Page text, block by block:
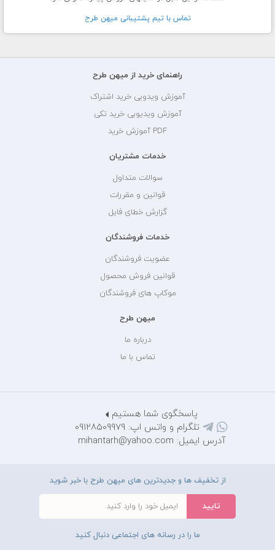
تماس با تيم پشتيبانی ميهن طرح
راهنمای خرید از میهن طرح
آموزش ویدویی خرید اشتراک
آموزش ویدیویی خرید تکی
PDF آموزش خرید
خدمات مشتریان
سوالات متداول
قوانین و مقررات
گزارش خطای فایل
خدمات فروشندگان
عضویت فروشندگان
قوانین فروش محصول
موکاپ های فروشندگان
میهن طرح
درباره ما
تماس با ما
پاسخگوی شما هستیم
تلگرام و واتس اپ: 09128509979
آدرس ایمیل: mihantarh@yahoo.com
از تخفیف ها و جدیدترین های میهن طرح با خبر شوید
ما را در رسانه های اجتماعی دنبال کنید